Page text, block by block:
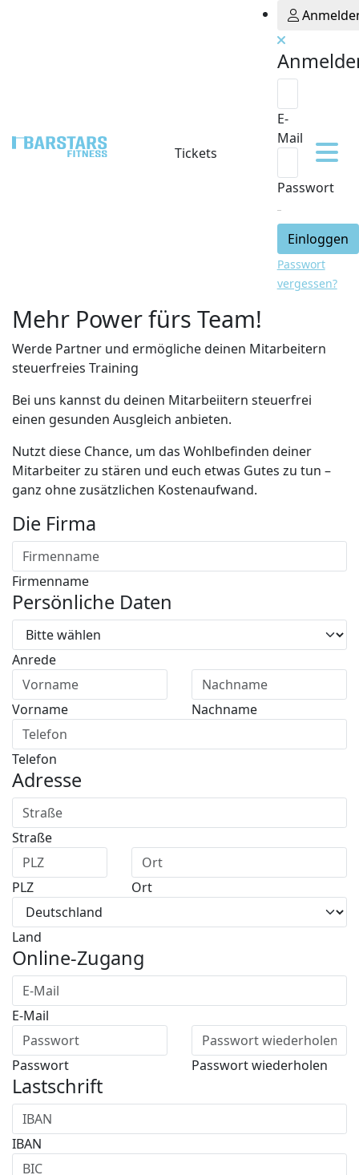
Tickets
E-
Mail
Passwort
Einloggen
Passwort
vergessen?
Mehr Power fürs Team!
Werde Partner und ermögliche deinen Mitarbeitern
steuerfreies Training
Bei uns kannst du deinen Mitarbeiitern steuerfrei
einen gesunden Ausgleich anbieten.
Nutzt diese Chance, um das Wohlbefinden deiner
Mitarbeiter zu stären und euch etwas Gutes zu tun –
ganz ohne zusätzlichen Kostenaufwand.
Die Firma
Firmenname
Persönliche Daten
Anrede
Vorname Nachname
Telefon
Adresse
Straße
PLZ Ort
Land
Online-Zugang
E-Mail
Passwort Passwort wiederholen
Lastschrift
IBAN